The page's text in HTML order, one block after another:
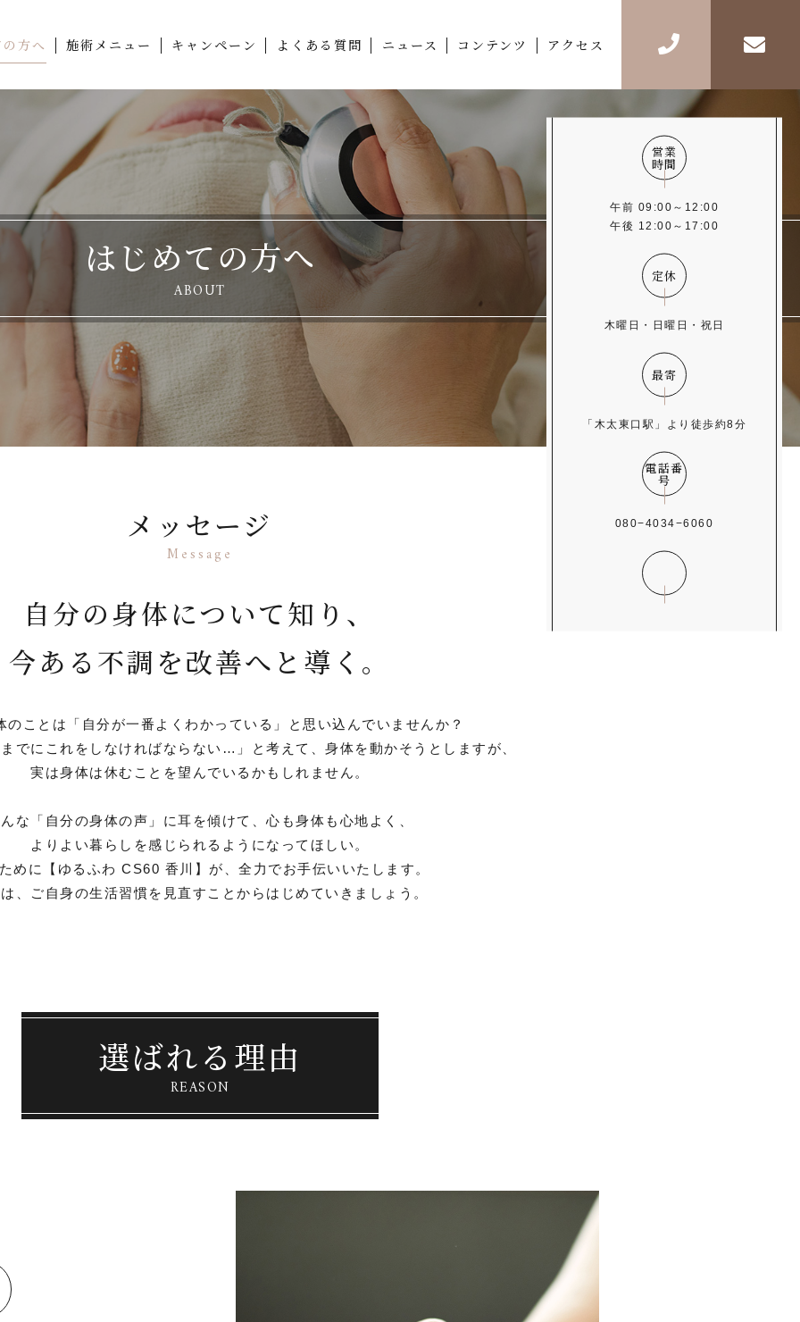
方へ 施術メニュー キャンペーン よくある質問 ニュース コンテンツ アクセス
はじめての方へ
ABOUT
営業
時間
午前 09:00～12:00
午後 12:00～17:00
定休
木曜日・日曜日・祝日
最寄
「木太東口駅」より徒歩約8分
電話番
号
080−4034−6060
メッセージ
Message
自分の身体について知り、
今ある不調を改善へと導く。
のことは「自分が一番よくわかっている」と思い込んでいませんか？
でにこれをしなければならない…」と考えて、身体を動かそうとしますが、
実は身体は休むことを望んでいるかもしれません。
な「自分の身体の声」に耳を傾けて、心も身体も心地よく、
よりよい暮らしを感じられるようになってほしい。
めに【ゆるふわ CS60 香川】が、全力でお手伝いいたします。
、ご自身の生活習慣を見直すことからはじめていきましょう。
選ばれる理由
REASON